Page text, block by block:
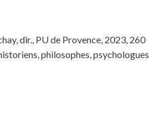
dir., PU de Provence, 2023, 260
philosophes, psychologues